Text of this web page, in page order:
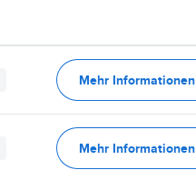
Mehr Informationen
Mehr Informationen